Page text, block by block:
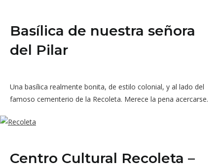
Basílica de nuestra señora
del Pilar
Una basílica realmente bonita, de estilo colonial, y al lado del
famoso cementerio de la Recoleta. Merece la pena acercarse.
Centro Cultural Recoleta –